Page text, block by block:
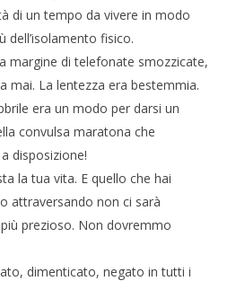
di un tempo da vivere in modo
fisico.
margine di telefonate smozzicate,
mai. La lentezza era bestemmia.
era un modo per darsi un
convulsa maratona che
disposizione!
la tua vita. E quello che hai
attraversando non ci sarà
prezioso. Non dovremmo
dimenticato, negato in tutti i